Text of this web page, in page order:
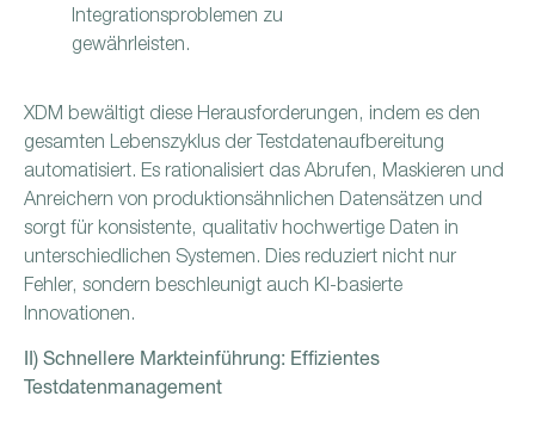
Integrationsproblemen zu
gewährleisten.
XDM bewältigt diese Herausforderungen, indem es den
gesamten Lebenszyklus der Testdatenaufbereitung
automatisiert. Es rationalisiert das Abrufen, Maskieren und
Anreichern von produktionsähnlichen Datensätzen und
sorgt für konsistente, qualitativ hochwertige Daten in
unterschiedlichen Systemen. Dies reduziert nicht nur
Fehler, sondern beschleunigt auch KI-basierte
Innovationen.
II) Schnellere Markteinführung: Effizientes
Testdatenmanagement